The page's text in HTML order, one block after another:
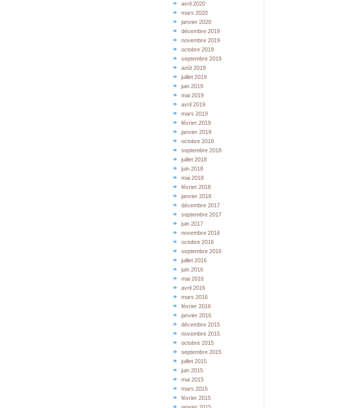
avril 2020
mars 2020
janvier 2020
décembre 2019
novembre 2019
octobre 2019
septembre 2019
août 2019
juillet 2019
juin 2019
mai 2019
avril 2019
mars 2019
février 2019
janvier 2019
octobre 2018
septembre 2018
juillet 2018
juin 2018
mai 2018
février 2018
janvier 2018
décembre 2017
septembre 2017
juin 2017
novembre 2016
octobre 2016
septembre 2016
juillet 2016
juin 2016
mai 2016
avril 2016
mars 2016
février 2016
janvier 2016
décembre 2015
novembre 2015
octobre 2015
septembre 2015
juillet 2015
juin 2015
mai 2015
mars 2015
février 2015